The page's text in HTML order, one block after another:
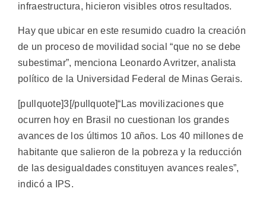
infraestructura, hicieron visibles otros resultados.
Hay que ubicar en este resumido cuadro la creación
de un proceso de movilidad social “que no se debe
subestimar”, menciona Leonardo Avritzer, analista
político de la Universidad Federal de Minas Gerais.
[pullquote]3[/pullquote]“Las movilizaciones que
ocurren hoy en Brasil no cuestionan los grandes
avances de los últimos 10 años. Los 40 millones de
habitante que salieron de la pobreza y la reducción
de las desigualdades constituyen avances reales”,
indicó a IPS.